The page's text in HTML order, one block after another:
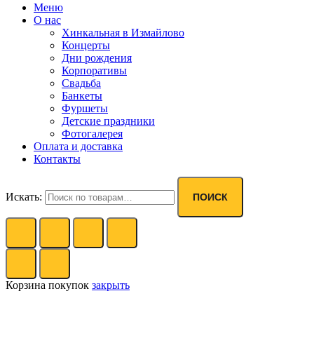
Меню
О нас
Хинкальная в Измайлово
Концерты
Дни рождения
Корпоративы
Свадьба
Банкеты
Фуршеты
Детские праздники
Фотогалерея
Оплата и доставка
Контакты
Искать: ПОИСК
Корзина покупок закрыть